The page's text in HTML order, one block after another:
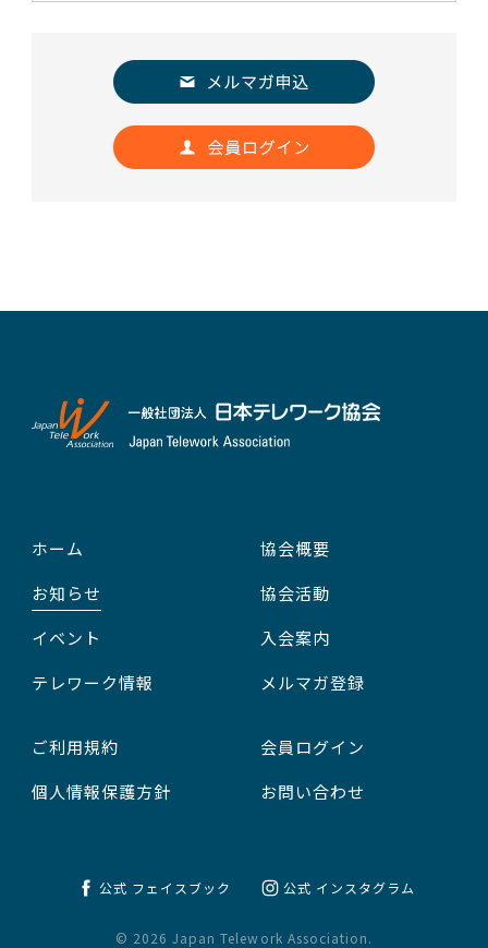
ホーム
お知らせ
イベント
テレワーク情報
協会概要
協会活動
入会案内
メルマガ登録
ご利用規約
個人情報保護方針
会員ログイン
お問い合わせ
公式 フェイスブック 公式 インスタグラム
© 2026 Japan Telework Association.